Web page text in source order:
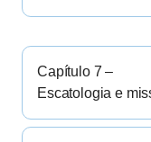
Capítulo 7 –
Escatologia e